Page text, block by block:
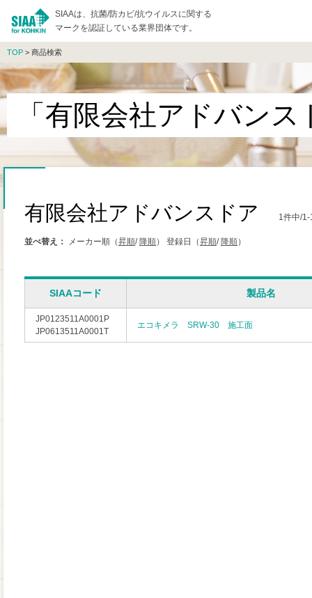
SIAAは、抗菌/防カビ/抗ウイルスに関する
マークを認証している業界団体です。
TOP > 商品検索
「有限会社アドバン
有限会社アドバンスドア 1件中/
並べ替え： メーカー順（昇順/ 降順） 登録日（昇順/ 降順）
SIAAコード 製品名
JP0123511A0001P
JP0613511A0001T
エコキメラ SRW-30 施工面